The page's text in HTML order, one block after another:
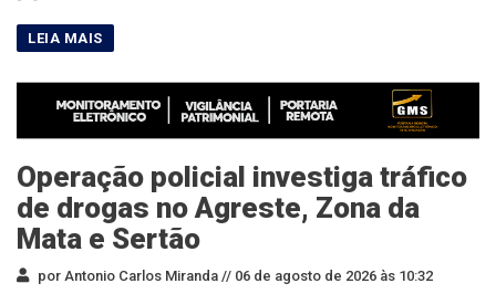
Operação policial investiga tráfico
de drogas no Agreste, Zona da
Mata e Sertão
por Antonio Carlos Miranda // 06 de agosto de 2026 às 10:32